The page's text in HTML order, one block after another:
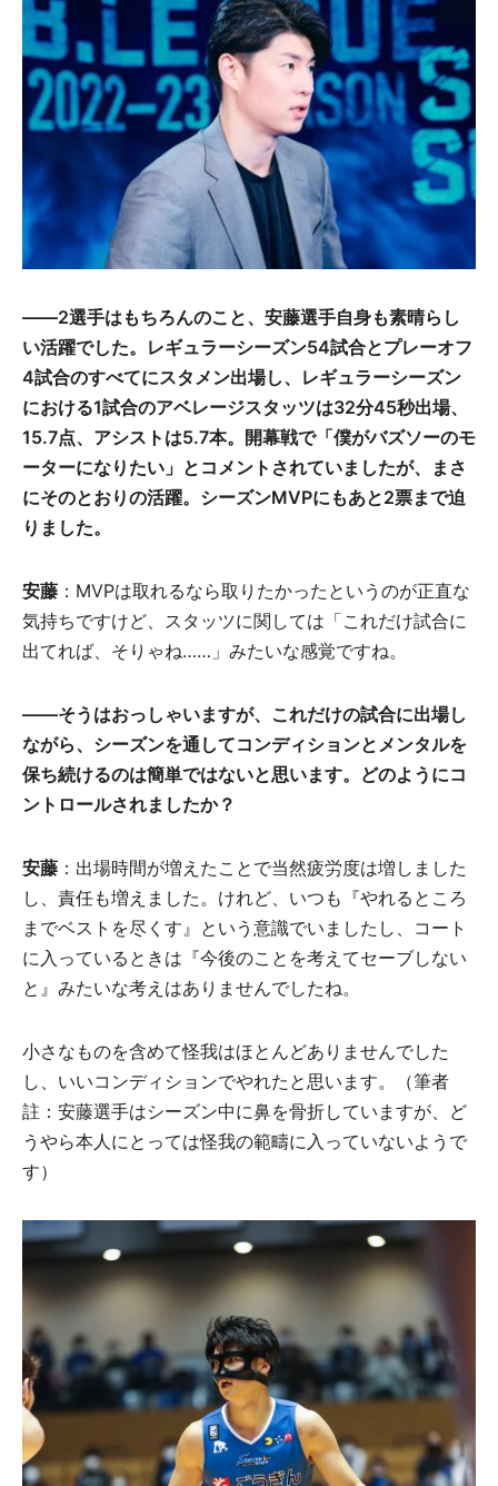
――2選手はもちろんのこと、安藤選手自身も素晴らし
い活躍でした。レギュラーシーズン54試合とプレーオフ
4試合のすべてにスタメン出場し、レギュラーシーズン
における1試合のアベレージスタッツは32分45秒出場、
15.7点、アシストは5.7本。開幕戦で「僕がバズソーのモ
ーターになりたい」とコメントされていましたが、まさ
にそのとおりの活躍。シーズンMVPにもあと2票まで迫
りました。
安藤 ：MVPは取れるなら取りたかったというのが正直な
気持ちですけど、スタッツに関しては「これだけ試合に
出てれば、そりゃね……」みたいな感覚ですね。
――そうはおっしゃいますが、これだけの試合に出場し
ながら、シーズンを通してコンディションとメンタルを
保ち続けるのは簡単ではないと思います。どのようにコ
ントロールされましたか？
安藤 ：出場時間が増えたことで当然疲労度は増しました
し、責任も増えました。けれど、いつも『やれるところ
までベストを尽くす』という意識でいましたし、コート
に入っているときは『今後のことを考えてセーブしない
と』みたいな考えはありませんでしたね。
小さなものを含めて怪我はほとんどありませんでした
し、いいコンディションでやれたと思います。（筆者
註：安藤選手はシーズン中に鼻を骨折していますが、ど
うやら本人にとっては怪我の範疇に入っていないようで
す）